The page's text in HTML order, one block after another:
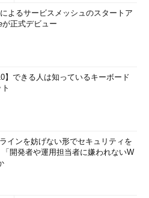
示。
に複数のタイルを選択したい場
マウスをクリックすればよい
（以前のWindows 8／8.1の場合
タップ／クリックしていくだけ
キーボードがない場合は［Ctrl］
したい場合はタッチで操作する必
よるサービスメッシュのスタートア
が正式デビュー
】できる人は知っているキーボード
インを妨げない形でセキュリティを
開発者や運用担当者に嫌われないW